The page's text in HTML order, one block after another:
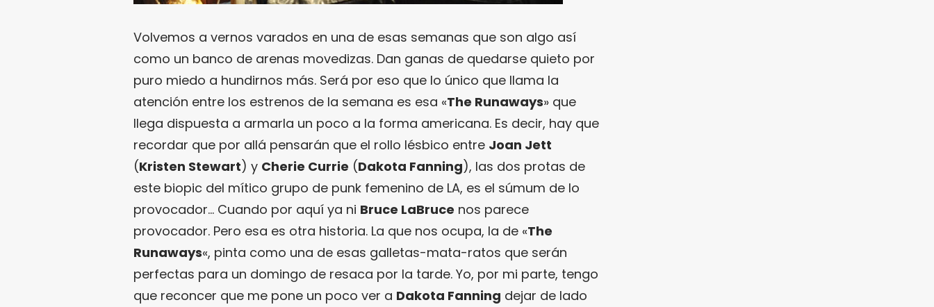
Volvemos a vernos varados en una de esas semanas que son algo así
como un banco de arenas movedizas. Dan ganas de quedarse quieto por
puro miedo a hundirnos más. Será por eso que lo único que llama la
atención entre los estrenos de la semana es esa «The Runaways» que
llega dispuesta a armarla un poco a la forma americana. Es decir, hay que
recordar que por allá pensarán que el rollo lésbico entre Joan Jett
(Kristen Stewart) y Cherie Currie (Dakota Fanning), las dos protas de
este biopic del mítico grupo de punk femenino de LA, es el súmum de lo
provocador… Cuando por aquí ya ni Bruce LaBruce nos parece
provocador. Pero esa es otra historia. La que nos ocupa, la de «The
Runaways«, pinta como una de esas galletas-mata-ratos que serán
perfectas para un domingo de resaca por la tarde. Yo, por mi parte, tengo
que reconcer que me pone un poco ver a Dakota Fanning dejar de lado